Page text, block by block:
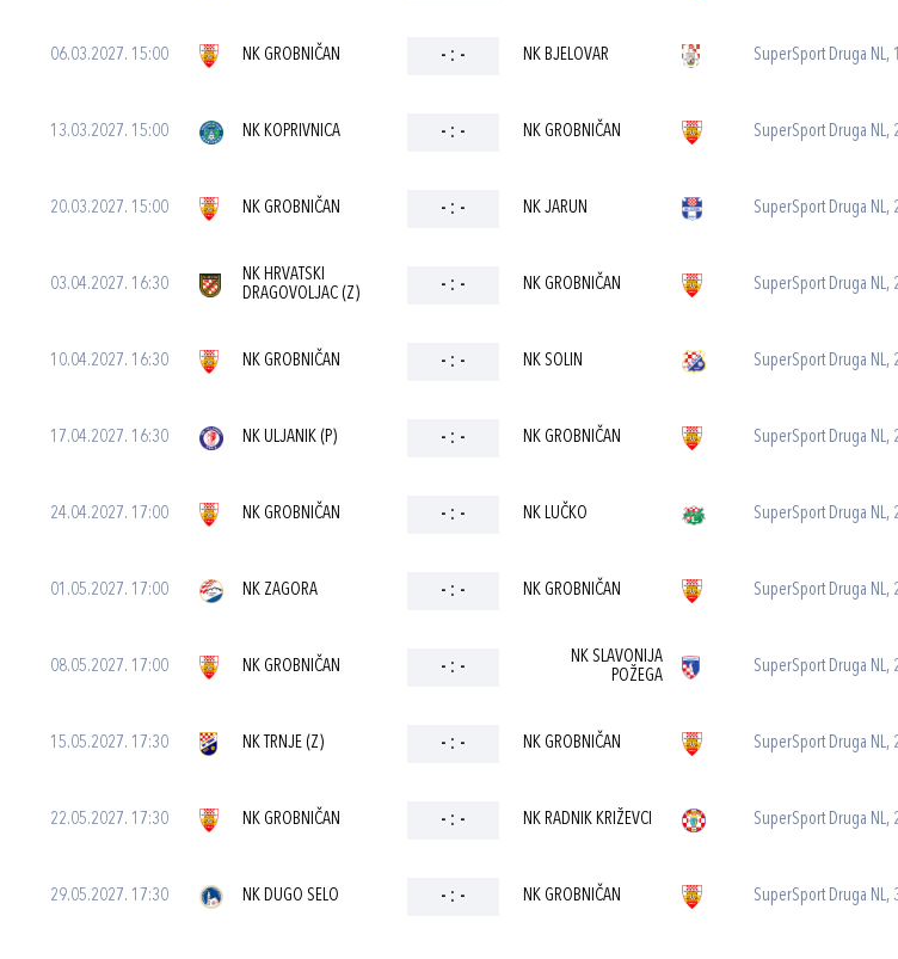
06.03.2027. 15:00 NK GROBNIČAN - : - NK BJELOVAR SuperSport Druga NL,
13.03.2027. 15:00 NK KOPRIVNICA - : - NK GROBNIČAN SuperSport Druga NL,
20.03.2027. 15:00 NK GROBNIČAN - : - NK JARUN SuperSport Druga NL,
03.04.2027. 16:30
NK HRVATSKI
DRAGOVOLJAC (Z)
- : - NK GROBNIČAN SuperSport Druga NL,
10.04.2027. 16:30 NK GROBNIČAN - : - NK SOLIN SuperSport Druga NL,
17.04.2027. 16:30 NK ULJANIK (P) - : - NK GROBNIČAN SuperSport Druga NL,
24.04.2027. 17:00 NK GROBNIČAN - : - NK LUČKO SuperSport Druga NL,
01.05.2027. 17:00 NK ZAGORA - : - NK GROBNIČAN SuperSport Druga NL,
08.05.2027. 17:00 NK GROBNIČAN - : -
NK SLAVONIJA
POŽEGA
SuperSport Druga NL,
15.05.2027. 17:30 NK TRNJE (Z) - : - NK GROBNIČAN SuperSport Druga NL,
22.05.2027. 17:30 NK GROBNIČAN - : - NK RADNIK KRIŽEVCI SuperSport Druga NL,
29.05.2027. 17:30 NK DUGO SELO - : - NK GROBNIČAN SuperSport Druga NL,